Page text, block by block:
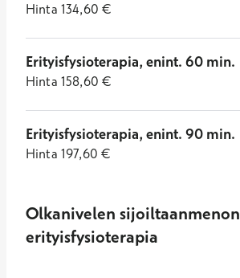
Hinta 134,60 €
Erityisfysioterapia, enint. 60 min.
Hinta 158,60 €
Erityisfysioterapia, enint. 90 min.
Hinta 197,60 €
Olkanivelen sijoiltaanmenon
erityisfysioterapia